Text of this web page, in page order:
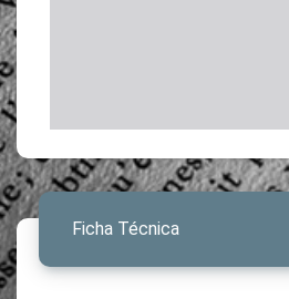
Ficha Técnica